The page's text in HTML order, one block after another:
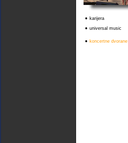
• karijera
• universal music
• koncertne dvorane